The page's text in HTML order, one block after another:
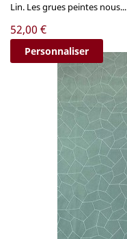
Lin. Les grues peintes nous...
Prix
52,00 €
Personnaliser